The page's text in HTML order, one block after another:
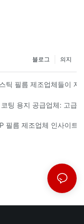
의지
블로그
틱 필름 제조업체들이 지
하는 통찰력
팅 용지 공급업체: 고급
것이 사업에 중요한 이유
필름 제조업체 인사이트: